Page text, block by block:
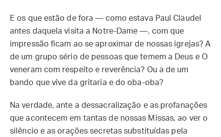
E os que estão de fora — como estava Paul Claudel
antes daquela visita a Notre-Dame —, com que
impressão ficam ao se aproximar de nossas igrejas? A
de um grupo sério de pessoas que temem a Deus e O
veneram com respeito e reverência? Ou a de um
bando que vive da gritaria e do oba-oba?
Na verdade, ante a dessacralização e as profanações
que acontecem em tantas de nossas Missas, ao ver o
silêncio e as orações secretas substituídas pela